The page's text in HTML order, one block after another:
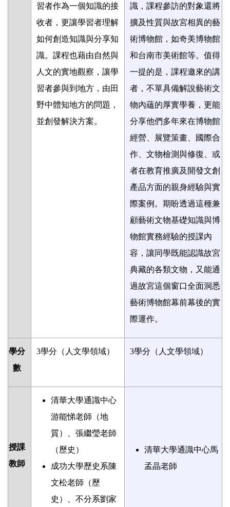
習者作為一個知識的接
收者，更讓學習者理解
如何創造知識與分享知
識。課程也藉由自然與
人文的實地觀察，讓學
習者參與到地方，由田
野中體知地方的問題，
並創發解決方案。
識，課程參訪的對象還將
擴及性質與故宮相異的藝
術博物館，如奇美博物館
和台南市美術館等。值得
一提的是，課程邀來的講
者，不單具備解說藝術文
物內蘊的厚實學養，更能
分享他們多年來在博物館
經營、展覽策畫、國際合
作、文物檢測與修復、或
者在教育推廣及開發文創
產品方面的親身經驗與實
際案例。期盼透過這種兼
顧藝術文物基礎知識與博
物館實務經驗的授課內
容，讓同學既能認識故宮
典藏的各類文物，又能通
過故宮這個窗口全面洞悉
藝術博物館幕前幕後的實
際運作。
學分
數
3學分（人文學領域） 3學分（人文學領域）
授課
教師
清華大學通識中心
游能悌老師（地
質）、張繼瑩老師
（歷史）
成功大學歷史系陳
文松老師（歷
史）、不分系劉家
清華大學通識中心馬
孟晶老師